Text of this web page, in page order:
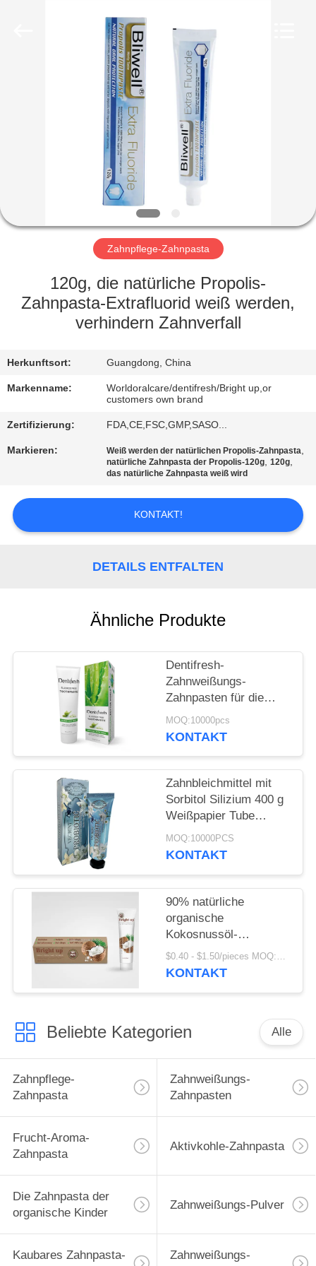
PRODUKTE
ÜBER
UNS
FABRIK-
AUSFLUG
TRETEN
MIT
UNS
VERBINDUNG
SEITENVERZEICHNIS
DATENSCHUTZ-
BESTIMMUNGEN
Zahnpflege-Zahnpasta
120g, die natürliche Propolis-
Zahnpasta-Extrafluorid weiß werden,
verhindern Zahnverfall
Herkunftsort: Guangdong, China
Markenname:
Worldoralcare/dentifresh/Bright up,or
customers own brand
Zertifizierung: FDA,CE,FSC,GMP,SASO...
Markieren: Weiß werden der natürlichen Propolis-Zahnpasta,
natürliche Zahnpasta der Propolis-120g,120g,
das natürliche Zahnpasta weiß wird
KONTAKT!
DETAILS ENTFALTEN
Ähnliche Produkte
Dentifresh-
Zahnweißungs-
Zahnpasten für die
Berufszahnpflege nicht
giftig
MOQ:10000pcs
KONTAKT
Zahnbleichmittel mit
Sorbitol Silizium 400 g
Weißpapier Tube
Karton
MOQ:10000PCS
KONTAKT
90% natürliche
organische
Kokosnussöl-
Antizahnbelag-
Zahnpasta
$0.40 - $1.50/pieces MOQ:240 Stücke
KONTAKT
Beliebte Kategorien Alle
Zahnpflege-
Zahnpasta
Zahnweißungs-
Zahnpasten
Frucht-Aroma-
Zahnpasta
Aktivkohle-Zahnpasta
Die Zahnpasta der
organische Kinder
Zahnweißungs-Pulver
Kaubares Zahnpasta-
Zahnweißungs-